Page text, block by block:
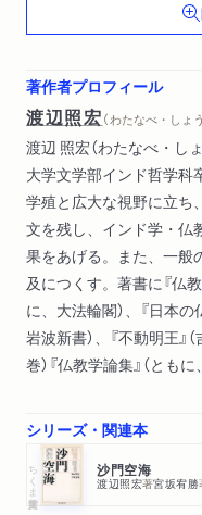
三 感性的世界
／利己主義の信仰／日本
判の論理／倫理性の要請
四 輪廻と解脱
解脱／束縛／インド的制
ァカ教／輪廻／霊魂の存
疑論／縁起論／因と縁／
生の日本化／生死の無始
五 浄土の信仰
過去仏の系譜／弥勒信仰
名念仏
六 親鸞における問題点
親鸞の著書／菩提心／二
著作者プロフィール
渡辺照宏（ わたなべ・しょ
渡辺 照宏（わたなべ・し
大学文学部インド哲学科
学殖と広大な視野に立ち
文を残し、インド学・仏
果をあげる。また、一般
及につくす。著書に『仏
に、大法輪閣）、『日本の
岩波新書）、『不動明王』
巻）『仏教学論集』（とも
シリーズ・関連本
ちくま学芸文庫 沙門空海
渡辺照宏著宮坂宥勝